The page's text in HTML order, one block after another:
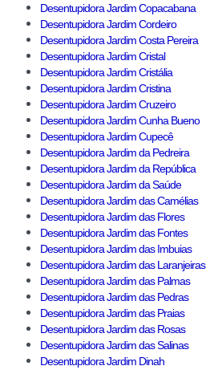
Desentupidora Jardim Copacabana
Desentupidora Jardim Cordeiro
Desentupidora Jardim Costa Pereira
Desentupidora Jardim Cristal
Desentupidora Jardim Cristália
Desentupidora Jardim Cristina
Desentupidora Jardim Cruzeiro
Desentupidora Jardim Cunha Bueno
Desentupidora Jardim Cupecê
Desentupidora Jardim da Pedreira
Desentupidora Jardim da República
Desentupidora Jardim da Saúde
Desentupidora Jardim das Camélias
Desentupidora Jardim das Flores
Desentupidora Jardim das Fontes
Desentupidora Jardim das Imbuias
Desentupidora Jardim das Laranjeiras
Desentupidora Jardim das Palmas
Desentupidora Jardim das Pedras
Desentupidora Jardim das Praias
Desentupidora Jardim das Rosas
Desentupidora Jardim das Salinas
Desentupidora Jardim Dinah